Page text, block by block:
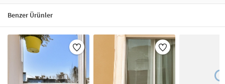
Çocuğunuzun dolabına, mutfak fayanslarına,
kumaşlara bile bant yardımıyla sabitleyip, istediğiniz renklerle
boyama yapabilirsiniz. Evinizi,kişisel zevkinizle özelleştirebilir, stencil
boyama seti ile yaratıcı projeler gerçekleştirebilirsiniz.El işi ve ev
dekorasyonu
sevenler için stencil, kolayca uygulanabilecek eğlenceli
ve etkili bir aktivitedir.
Stencil Boyamatekniği, her türlü yüzeyde rahatlıkla kullanılabilir.
Benzer Ürünler